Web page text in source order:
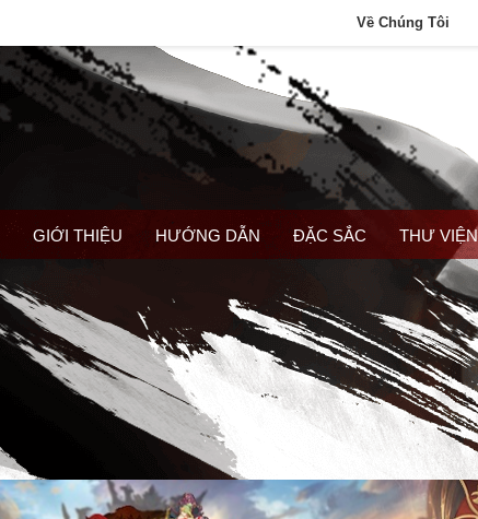
Về Chúng Tôi
GIỚI THIỆU HƯỚNG DẪN ĐẶC SẮC THƯ VIỆN